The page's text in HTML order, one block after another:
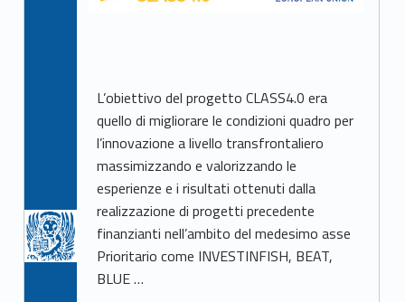
L’obiettivo del progetto CLASS4.0 era
quello di migliorare le condizioni quadro per
l’innovazione a livello transfrontaliero
massimizzando e valorizzando le
esperienze e i risultati ottenuti dalla
realizzazione di progetti precedente
finanzianti nell’ambito del medesimo asse
Prioritario come INVESTINFISH, BEAT,
BLUE …